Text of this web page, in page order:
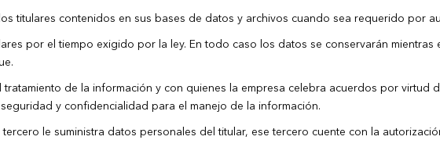
titulares contenidos en sus bases de datos y archivos cuando sea requerido por
por el tiempo exigido por la ley. En todo caso los datos se conservarán mientras
de la información y con quienes la empresa celebra acuerdos por virtud
y confidencialidad para el manejo de la información.
le suministra datos personales del titular, ese tercero cuente con la